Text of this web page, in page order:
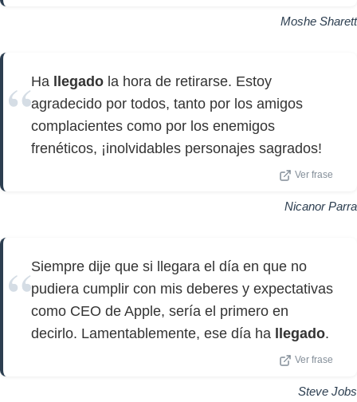
Moshe Sharett
Ha llegado la hora de retirarse. Estoy
agradecido por todos, tanto por los amigos
complacientes como por los enemigos
frenéticos, ¡inolvidables personajes sagrados!
Ver frase
Nicanor Parra
Siempre dije que si llegara el día en que no
pudiera cumplir con mis deberes y expectativas
como CEO de Apple, sería el primero en
decirlo. Lamentablemente, ese día ha
llegado.
Ver frase
Steve Jobs